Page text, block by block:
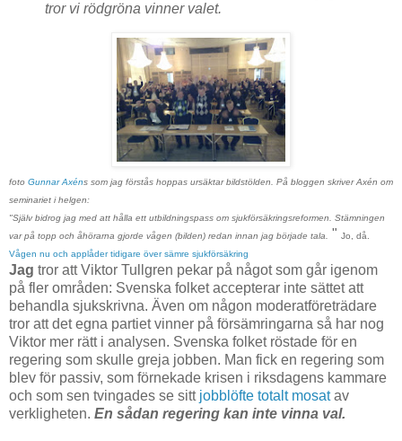
tror vi rödgröna vinner valet.
foto Gunnar Axéns som jag förstås hoppas ursäktar bildstölden. På bloggen skriver Axén om
seminariet i helgen:
"Själv bidrog jag med att hålla ett utbildningspass om sjukförsäkringsreformen. Stämningen
var på topp och åhörarna gjorde vågen (bilden) redan innan jag började tala. " Jo, då.
Vågen nu och applåder tidigare över sämre sjukförsäkring
Jag tror att Viktor Tullgren pekar på något som går igenom
på fler områden: Svenska folket accepterar inte sättet att
behandla sjukskrivna. Även om någon moderatföreträdare
tror att det egna partiet vinner på försämringarna så har nog
Viktor mer rätt i analysen. Svenska folket röstade för en
regering som skulle greja jobben. Man fick en regering som
blev för passiv, som förnekade krisen i riksdagens kammare
och som sen tvingades se sitt jobblöfte totalt mosatav
verkligheten. En sådan regering kan inte vinna val.